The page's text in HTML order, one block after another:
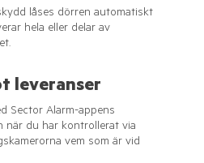
låses dörren automatiskt
hela eller delar av
leveranser
Sector Alarm-appens
när du har kontrollerat via
vem som är vid